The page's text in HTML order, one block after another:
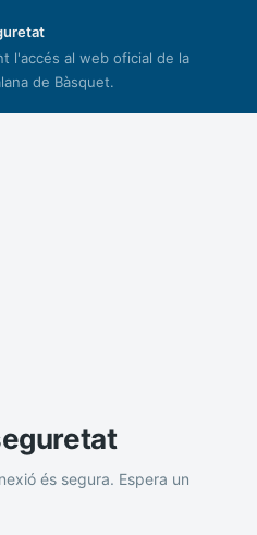
l'accés al web oficial de la
de Bàsquet.
és segura. Espera un